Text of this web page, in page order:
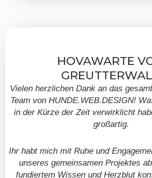
HOVAWARTE
Vielen herzlichen Dank an das
Team von HUNDE.WEB.DESIGN!
in der Kürze der Zeit verwirklicht
großartig.
Ihr habt mich mit Ruhe und
unseres gemeinsamen Projektes
fundiertem Wissen und Herzblut